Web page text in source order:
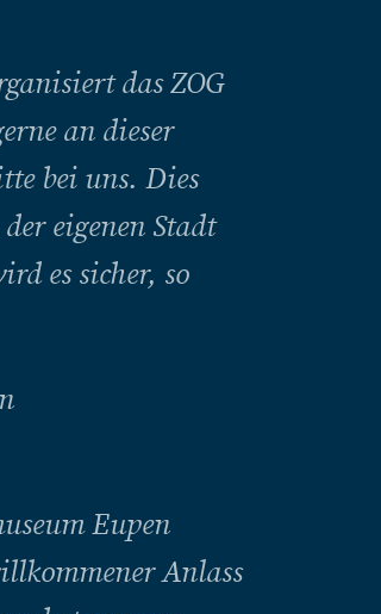
das ZOG
an dieser
bei uns. Dies
eigenen Stadt
es sicher, so
Eupen
Anlass